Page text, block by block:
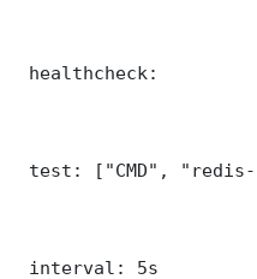
healthcheck:
test: ["CMD",
interval: 5s